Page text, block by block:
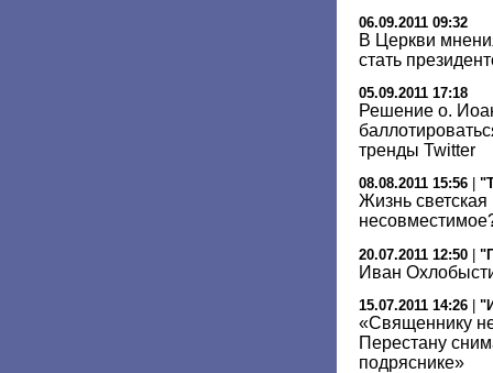
06.09.2011 09:32
В Церкви
стать
05.09.2011 17:18
Решение о.
тренды Twitter
08.08.2011 15:56
Жизнь светская
20.07.2011 12:50 |
Иван
15.07.2011 14:26
«Священнику
Перестану
подряснике»